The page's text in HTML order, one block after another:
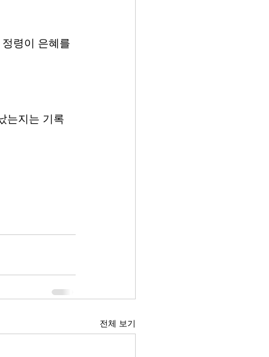
령이 은혜를
는지는 기록
전체 보기